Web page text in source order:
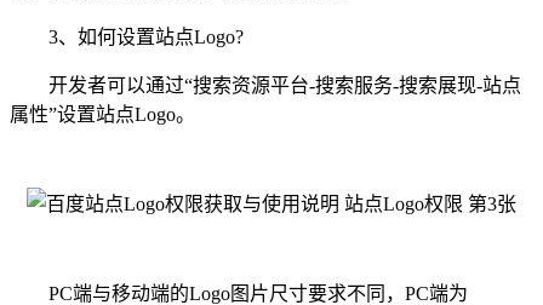
3、如何设置站点Logo?
开发者可以通过“搜索资源平台-搜索服务-搜索展现-站点
属性”设置站点Logo。
PC端与移动端的Logo图片尺寸要求不同，PC端为